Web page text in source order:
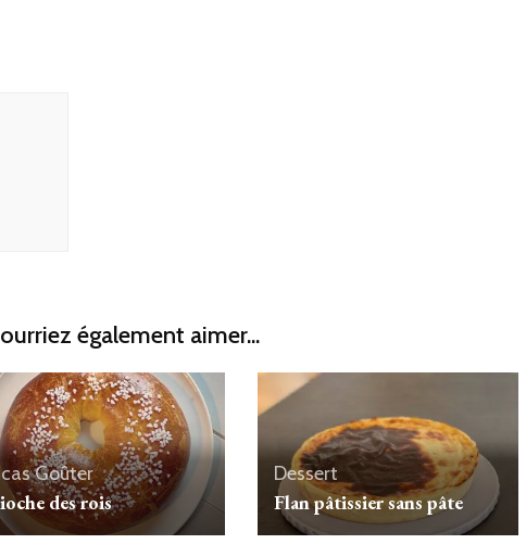
également aimer...
Goûter
des rois
Dessert
Flan pâtissier sans pâte